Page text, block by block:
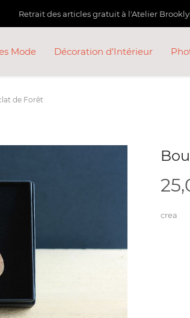
Retrait des articles gratuit à l'Atelier
Mode Décoration d’Intérieur
de Forêt
crea